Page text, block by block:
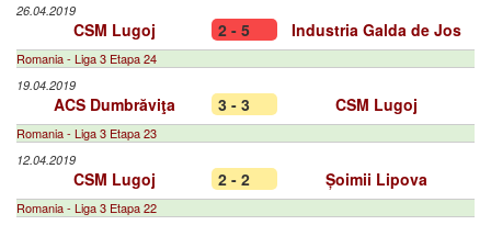
26.04.2019
CSM Lugoj 2 - 5 Industria Galda de Jos
Romania - Liga 3 Etapa 24
19.04.2019
ACS Dumbrăviţa 3 - 3 CSM Lugoj
Romania - Liga 3 Etapa 23
12.04.2019
CSM Lugoj 2 - 2 Șoimii Lipova
Romania - Liga 3 Etapa 22